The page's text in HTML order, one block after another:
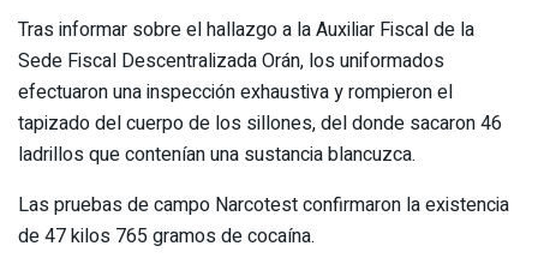
Tras informar sobre el hallazgo a la Auxiliar Fiscal de la
Sede Fiscal Descentralizada Orán, los uniformados
efectuaron una inspección exhaustiva y rompieron el
tapizado del cuerpo de los sillones, del donde sacaron 46
ladrillos que contenían una sustancia blancuzca.
Las pruebas de campo Narcotest confirmaron la existencia
de 47 kilos 765 gramos de cocaína.